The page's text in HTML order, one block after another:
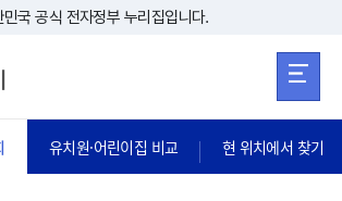
본문 바로가기
국 공식 전자정부 누리집입니다.
유치원·어린이집 비교 현 위치에서 찾기